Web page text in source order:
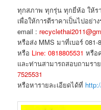
ทุกสภาพ ทุกรุ่น ทุกยี่ห้อ ให้ร
เพื่อให้การตีราคาเป็นไปอย่า
email :
หรือส่ง MMS มาที่เบอร์ 081-
หรือ Line: 0818805531หรือ
และท่านสามารถสอบถามรา
7525531
หรือหารายละเอียดได้ที่